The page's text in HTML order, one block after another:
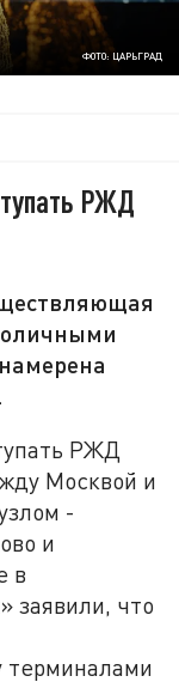
ФОТО: ЦАРЬГРАД
РЖД
РЖД
Москвой и
-
и
в
заявили, что
терминалами